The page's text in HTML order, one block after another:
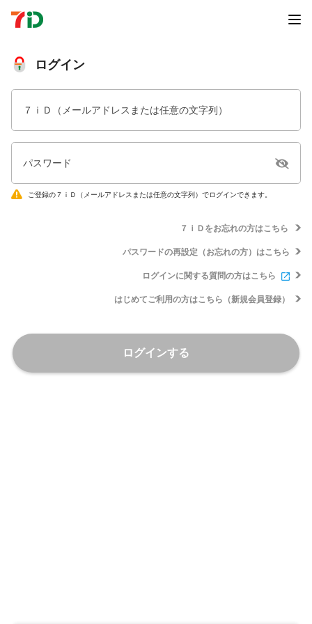
ログイン
７ｉＤ（メールアドレスまたは任意の文字列）
パスワード
ご登録の７ｉＤ（メールアドレスまたは任意の文字列）でログインできます。
７ｉＤをお忘れの方はこちら
パスワードの再設定（お忘れの方）はこちら
ログインに関する質問の方はこちら
はじめてご利用の方はこちら（新規会員登録）
ログインする